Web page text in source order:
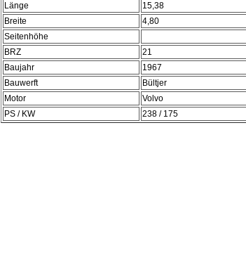
Länge
15,38
Breite
4,80
Seitenhöhe
BRZ
21
Baujahr
1967
Bauwerft
Bültjer
Motor
Volvo
PS / KW
238 / 175